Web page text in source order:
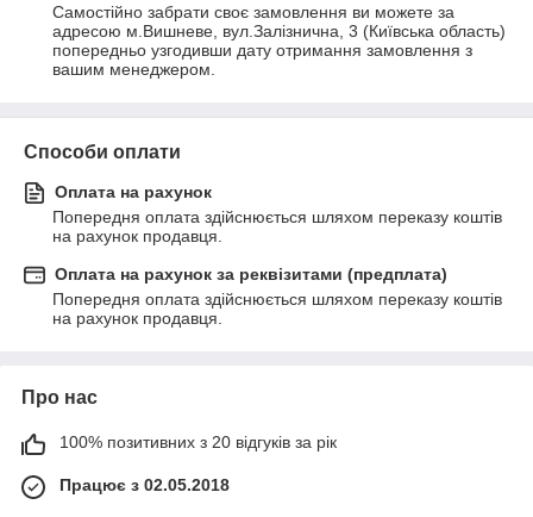
Самостійно забрати своє замовлення ви можете за
адресою м.Вишневе, вул.Залізнична, 3 (Київська область)
попередньо узгодивши дату отримання замовлення з
вашим менеджером.
Способи оплати
Оплата на рахунок
Попередня оплата здійснюється шляхом переказу коштів
на рахунок продавця.
Оплата на рахунок за реквізитами (предплата)
Попередня оплата здійснюється шляхом переказу коштів
на рахунок продавця.
Про нас
100% позитивних з 20 відгуків за рік
Працює з 02.05.2018